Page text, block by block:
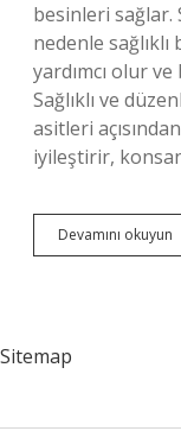
besinleri sağlar.
nedenle
yardımcı olur
Sağlıklı ve
asitleri
iyileştirir,
Devamını okuyun
Sitemap